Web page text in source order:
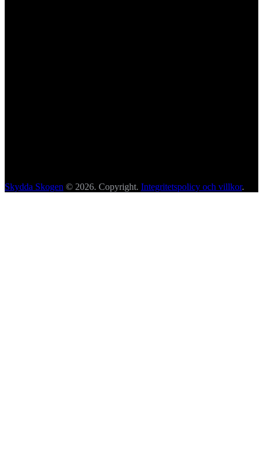
Skydda Skogen © 2026. Copyright. Integritetspolicy och villkor.